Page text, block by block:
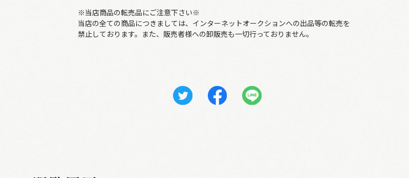
※当店商品の転売品にご注意下さい※
当店の全ての商品につきましては、インターネットオークションへの出品等の転売を
禁止しております。また、販売者様への卸販売も一切行っておりません。